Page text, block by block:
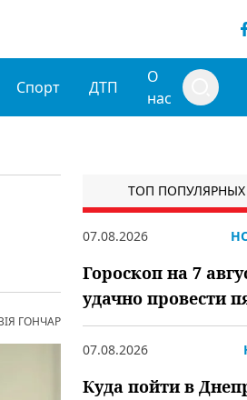
Спорт ДТП
О
нас
ГОНЧАР
ТОП
07.08.2026
Гороскоп на 7
удачно провести
07.08.2026
Куда пойти в